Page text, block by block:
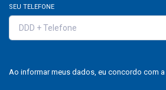
SEU TELEFONE
Ao informar meus dados, eu concordo com a